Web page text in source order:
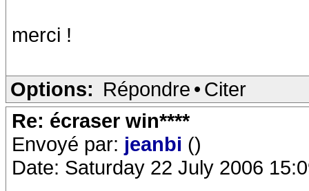
merci !
Options: Répondre • Citer
Re: écraser win****
Envoyé par: jeanbi ()
Date: Saturday 22 July 2006